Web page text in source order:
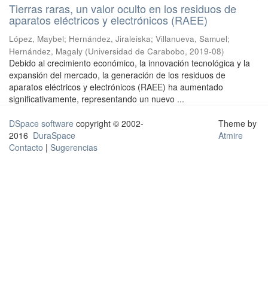
Tierras raras, un valor oculto en los residuos de
aparatos eléctricos y electrónicos (RAEE)
López, Maybel; Hernández, Jiraleiska; Villanueva, Samuel;
Hernández, Magaly (Universidad de Carabobo, 2019-08)
Debido al crecimiento económico, la innovación tecnológica y la
expansión del mercado, la generación de los residuos de
aparatos eléctricos y electrónicos (RAEE) ha aumentado
significativamente, representando un nuevo ...
DSpace software copyright © 2002-
2016 DuraSpace
Contacto | Sugerencias
Theme by
Atmire